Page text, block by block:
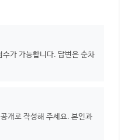
가 가능합니다. 답변은 순차
개로 작성해 주세요. 본인과